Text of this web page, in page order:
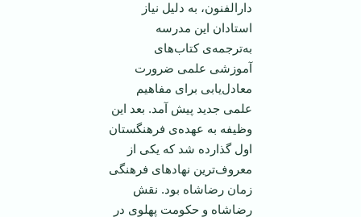
دارالفنون، به دلیل نیاز
استادان این مدرسه
به‌ترجمه‌ی كتاب‌های
آموزشی علمی ضرورت
معادل‌‌یابی برای مفاهیم
علمی جدید پیش آمد. بعد این
وظیفه به عهده‌ی فرهنگستان
اول گذارده شد كه یكی از
معروف‌ترین نهادهای فرهنگی
زمان رضاشاه بود. نقش
رضاشاه و حكومت پهلوی در